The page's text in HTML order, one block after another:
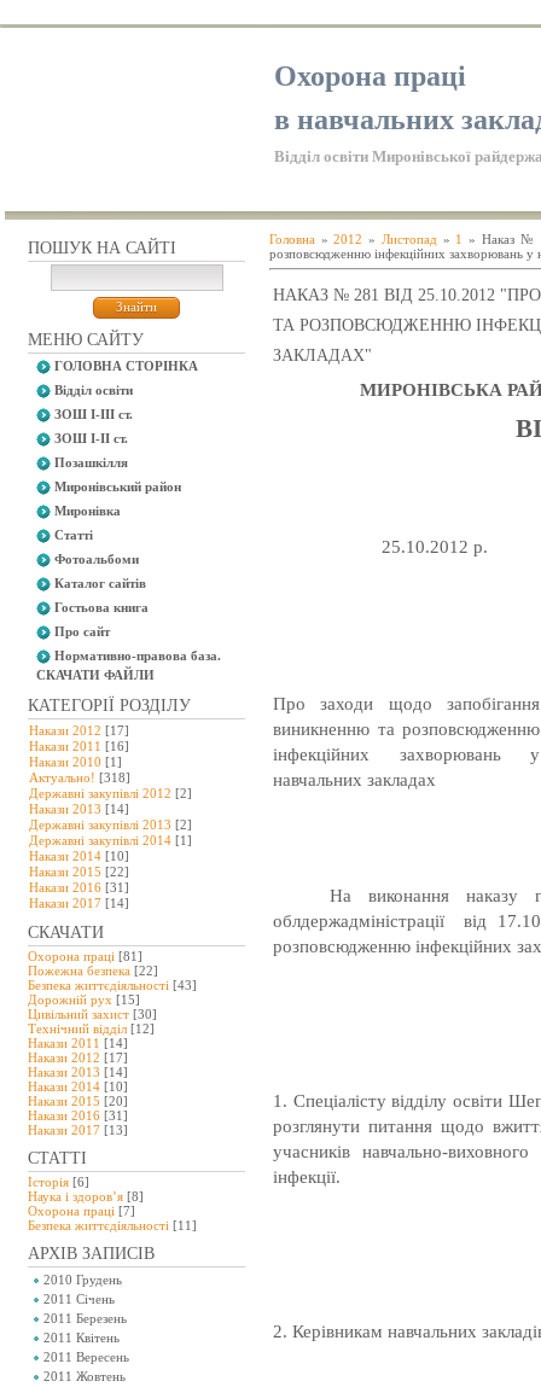
Охорона праці
в навчальних
Відділ освіти Миронівської
ПОШУК НА САЙТІ
МЕНЮ САЙТУ
ГОЛОВНА СТОРІНКА
Відділ освіти
ЗОШ І-ІІІ ст.
ЗОШ І-ІІ ст.
Позашкілля
Миронівський район
Миронівка
Статті
Фотоальбоми
Каталог сайтів
Гостьова книга
Про сайт
Нормативно-правова база.
СКАЧАТИ ФАЙЛИ
КАТЕГОРІЇ РОЗДІЛУ
Накази 2012 [17]
Накази 2011 [16]
Накази 2010 [1]
Актуально! [318]
Державні закупівлі 2012 [2]
Накази 2013 [14]
Державні закупівлі 2013 [2]
Державні закупівлі 2014 [1]
Накази 2014 [10]
Накази 2015 [22]
Накази 2016 [31]
Накази 2017 [14]
СКАЧАТИ
Охорона праці [81]
Пожежна безпека [22]
Безпека життєдіяльності [43]
Дорожній рух [15]
Цивільний захист [30]
Технічний відділ [12]
Накази 2011 [14]
Накази 2012 [17]
Накази 2013 [14]
Накази 2014 [10]
Накази 2015 [20]
Накази 2016 [31]
Накази 2017 [13]
СТАТТІ
Історія [6]
Наука і здоров’я [8]
Охорона праці [7]
Безпeка життєдіяльності [11]
АРХІВ ЗАПИСІВ
2010 Грудень
2011 Січень
2011 Березень
2011 Квітень
2011 Вересень
2011 Жовтень
Головна »2012 » Листопад » 1 » Наказ №
розповсюдженню інфекційних захворювань у
НАКАЗ № 281 ВІД 25.10.2012
ТА РОЗПОВСЮДЖЕННЮ
ЗАКЛАДАХ"
МИРОНІВСЬКА
Про заходи щодо запобігання
виникненню та розповсюдженню
інфекційних захворювань у
навчальних закладах
На виконання наказу
облдержадміністрації від
розповсюдженню інфекційних
1. Спеціалісту відділу освіти
розглянути питання щодо
учасників навчально-
інфекції.
2. Керівникам навчальних